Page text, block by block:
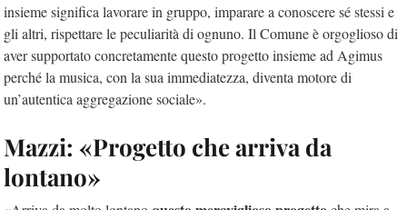
insieme significa lavorare in gruppo, imparare a conoscere sé stessi e
gli altri, rispettare le peculiarità di ognuno. Il Comune è orgoglioso di
aver supportato concretamente questo progetto insieme ad Agimus
perché la musica, con la sua immediatezza, diventa motore di
un’autentica aggregazione sociale».
Mazzi: «Progetto che arriva da
lontano»